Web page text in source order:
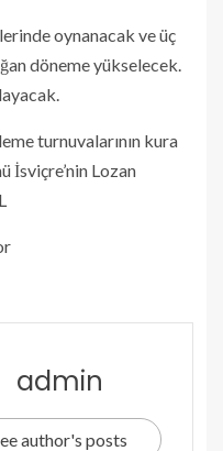
oynanacak ve üç
döneme yükselecek.
turnuvalarının kura
İsviçre’nin Lozan
admin
author's posts